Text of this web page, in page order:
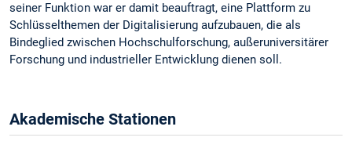
seiner Funktion war er damit beauftragt, eine Plattform zu
Schlüsselthemen der Digitalisierung aufzubauen, die als
Bindeglied zwischen Hochschulforschung, außeruniversitärer
Forschung und industrieller Entwicklung dienen soll.
Akademische Stationen